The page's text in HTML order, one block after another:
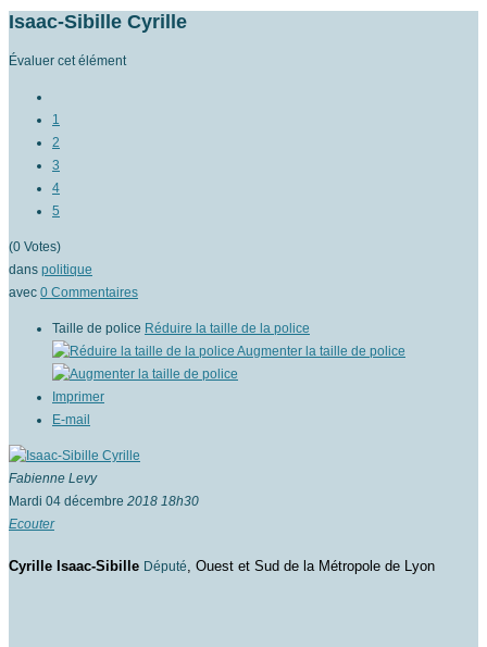
Isaac-Sibille Cyrille
Évaluer cet élément
1
2
3
4
5
(0 Votes)
dans politique
avec 0 Commentaires
Taille de police Réduire la taille de la police
Augmenter la taille de police
Imprimer
E-mail
Fabienne Levy
Mardi 04 décembre 2018 18h30
Ecouter
Cyrille Isaac-Sibille Député , Ouest et Sud de la Métropole de Lyon